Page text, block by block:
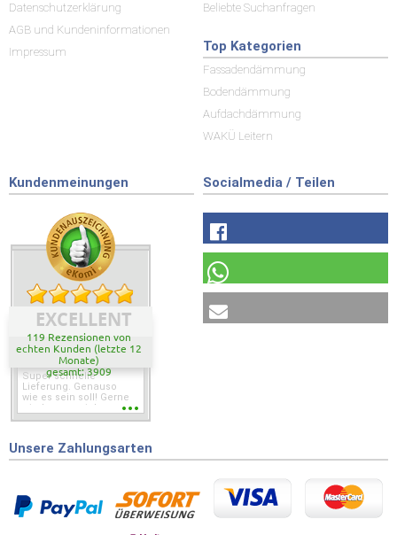
Datenschutzerklärung
AGB und Kundeninformationen
Impressum
Beliebte Suchanfragen
Top Kategorien
Fassadendämmung
Bodendämmung
Aufdachdämmung
WAKÜ Leitern
Kundenmeinungen
EXCELLENT
119 Rezensionen von
echten Kunden (letzte 12
Monate)
gesamt: 3909
Super schnelle
Lieferung. Genauso
wie es sein soll! Gerne
wieder wenn ich was
Socialmedia / Teilen
Unsere Zahlungsarten